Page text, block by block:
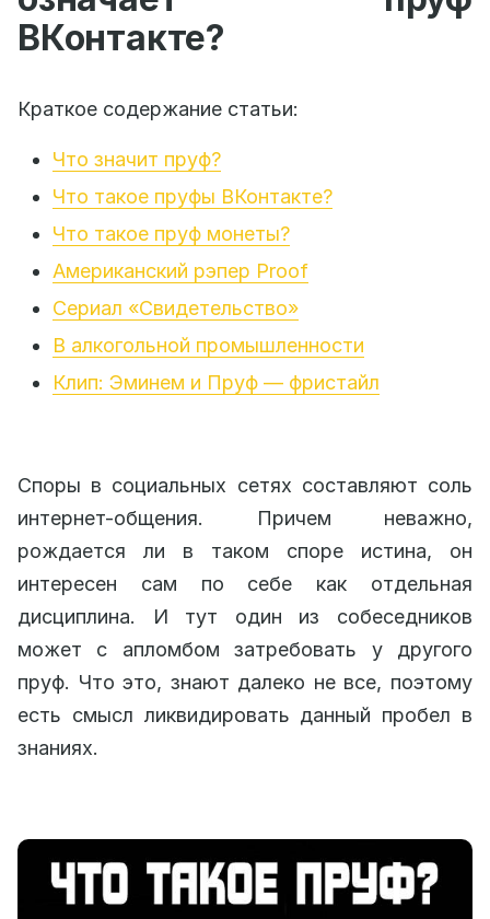
ВКонтакте?
Краткое содержание статьи:
Что значит пруф?
Что такое пруфы ВКонтакте?
Что такое пруф монеты?
Американский рэпер Proof
Сериал «Свидетельство»
В алкогольной промышленности
Клип: Эминем и Пруф — фристайл
Споры в социальных сетях составляют соль
интернет-общения. Причем неважно,
рождается ли в таком споре истина, он
интересен сам по себе как отдельная
дисциплина. И тут один из собеседников
может с апломбом затребовать у другого
пруф. Что это, знают далеко не все, поэтому
есть смысл ликвидировать данный пробел в
знаниях.